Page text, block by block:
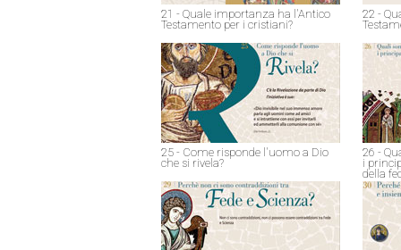
21 - Quale importanza ha l'Antico
Testamento per i cristiani?
22 -
25 - Come risponde l'uomo a Dio
che si rivela?
26 -
i
della